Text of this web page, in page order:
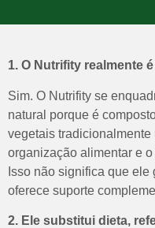
1. O Nutrifity realmente
Sim. O Nutrifity se
natural porque é
vegetais
organização alimentar e o
Isso não significa que
oferece suporte
2. Ele substitui dieta,